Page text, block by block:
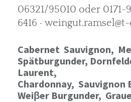
06321/95010 oder 0171-
6416 ·
Cabernet Sauvignon,
Spätburgunder,
Laurent,
Chardonnay, Sauvignon
Weiβer Burgunder,